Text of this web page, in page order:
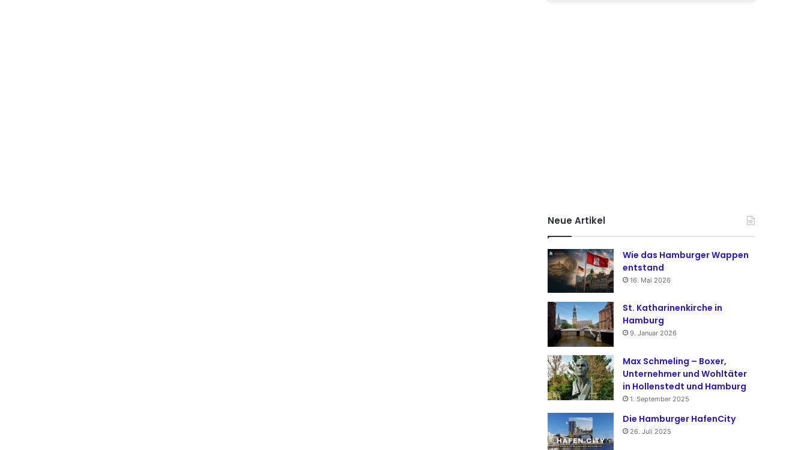
Neue Artikel
Wie das Hamburger Wappen
entstand
16. Mai 2026
St. Katharinenkirche in
Hamburg
9. Januar 2026
Max Schmeling – Boxer,
Unternehmer und Wohltäter
in Hollenstedt und Hamburg
1. September 2025
Die Hamburger HafenCity
26. Juli 2025